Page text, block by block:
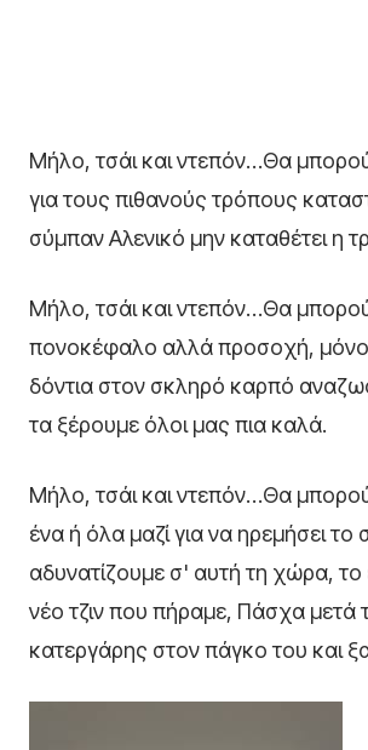
Μήλο, τσάι και ντεπόν…Θα
για τους πιθανούς τρόπους
σύμπαν Αλενικό μην καταθέτει η
Μήλο, τσάι και ντεπόν…Θα
πονοκέφαλο αλλά προσοχή, μόνο
δόντια στον σκληρό καρπό
τα ξέρουμε όλοι μας πια καλά.
Μήλο, τσάι και ντεπόν…Θα
ένα ή όλα μαζί για να ηρεμήσει
αδυνατίζουμε σ' αυτή τη χώρα, το
νέο τζιν που πήραμε, Πάσχα μετά
κατεργάρης στον πάγκο του και